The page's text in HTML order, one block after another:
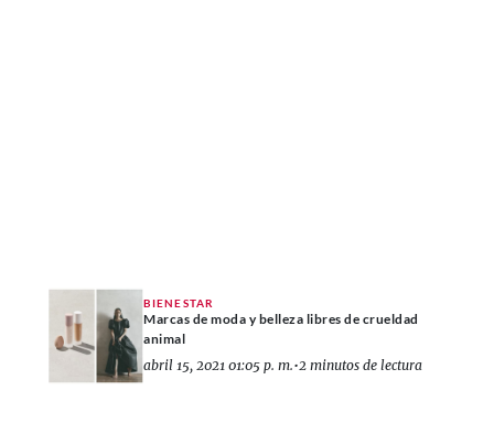
BIENESTAR
Marcas de moda y belleza libres de crueldad
animal
abril 15, 2021 01:05 p. m.•2 minutos de lectura